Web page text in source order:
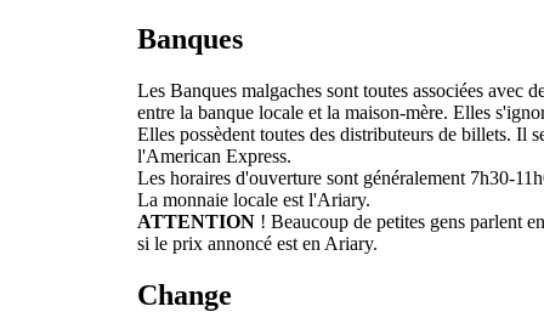
Banques
Les Banques malgaches sont toutes associées avec
entre la banque locale et la maison-mère. Elles
Elles possèdent toutes des distributeurs de billets.
l'American Express.
Les horaires d'ouverture sont généralement 7h30-
La monnaie locale est l'Ariary.
ATTENTION ! Beaucoup de petites gens parlent
si le prix annoncé est en Ariary.
Change